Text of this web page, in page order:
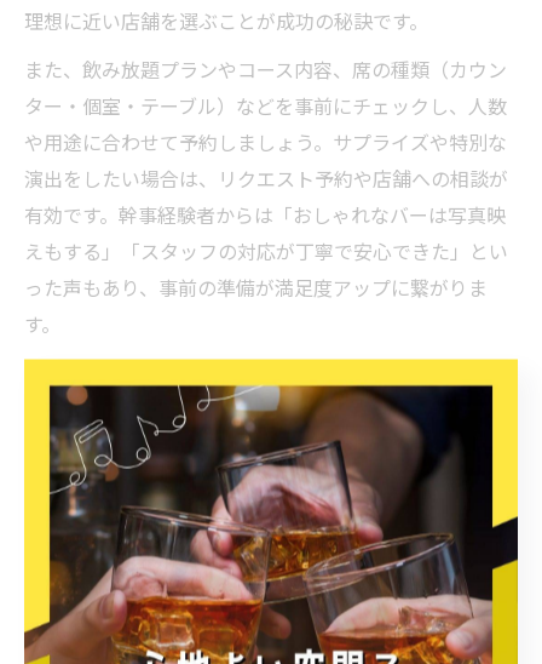
理想に近い店舗を選ぶことが成功の秘訣です。
また、飲み放題プランやコース内容、席の種類（カウン
ター・個室・テーブル）などを事前にチェックし、人数
や用途に合わせて予約しましょう。サプライズや特別な
演出をしたい場合は、リクエスト予約や店舗への相談が
有効です。幹事経験者からは「おしゃれなバーは写真映
えもする」「スタッフの対応が丁寧で安心できた」とい
った声もあり、事前の準備が満足度アップに繋がりま
す。
個室ありのバーで二次会を満喫したい
人へ
個室バーで叶えるプライベート二次会
二次会で特別な時間を過ごしたい方にとって、個室バー